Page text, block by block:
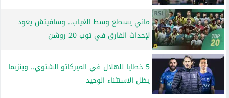
ماني يسطع وسط الغياب.. وسافيتش يعود
لإحداث الفارق في توب 20 روشن
5 خطايا للهلال في الميركاتو الشتوي.. وبنزيما
يظل الاستثناء الوحيد